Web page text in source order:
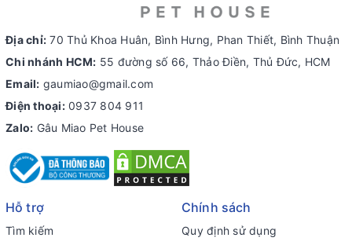
Địa chỉ: 70 Thủ Khoa Huân, Bình Hưng, Phan Thiết, Bình Thuận
Chi nhánh HCM: 55 đường số 66, Thảo Điền, Thủ Đức, HCM
Email: gaumiao@gmail.com
Điện thoại: 0937 804 911
Zalo: Gâu Miao Pet House
Hỗ trợ
Tìm kiếm
Chính sách
Quy định sử dụng